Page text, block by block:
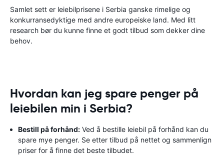
Samlet sett er leiebilprisene i Serbia ganske rimelige og
konkurransedyktige med andre europeiske land. Med litt
research bør du kunne finne et godt tilbud som dekker dine
behov.
Hvordan kan jeg spare penger på
leiebilen min i Serbia?
Bestill på forhånd: Ved å bestille leiebil på forhånd kan du
spare mye penger. Se etter tilbud på nettet og sammenlign
priser for å finne det beste tilbudet.